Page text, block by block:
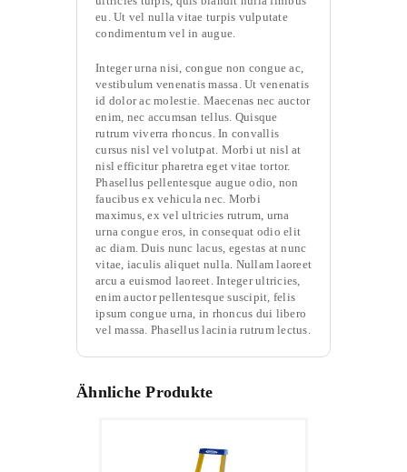
eu. Ut vel nulla vitae turpis vulputate
condimentum vel in augue.
Integer urna nisi, congue non congue ac,
vestibulum venenatis massa. Ut venenatis
id dolor ac molestie. Maecenas nec auctor
enim, nec accumsan tellus. Quisque
rutrum viverra rhoncus. In convallis
cursus nisl vel volutpat. Morbi ut nisl at
nisl efficitur pharetra eget vitae tortor.
Phasellus pellentesque augue odio, non
faucibus ex vehicula nec. Morbi
maximus, ex vel ultricies rutrum, urna
urna congue eros, in consequat odio elit
ac diam. Duis nunc lacus, egestas at nunc
vitae, iaculis aliquet nulla. Nullam laoreet
arcu a euismod laoreet. Integer ultricies,
enim auctor pellentesque suscipit, felis
ipsum congue urna, in rhoncus dui libero
vel massa. Phasellus lacinia rutrum lectus.
Ähnliche Produkte